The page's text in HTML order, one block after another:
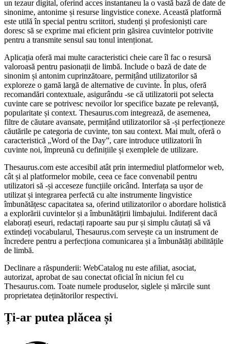
un tezaur digital, oferind acces instantaneu la o vastă bază de date de
sinonime, antonime și resurse lingvistice conexe. Această platformă
este utilă în special pentru scriitori, studenți și profesioniști care
doresc să se exprime mai eficient prin găsirea cuvintelor potrivite
pentru a transmite sensul sau tonul intenționat.
Aplicația oferă mai multe caracteristici cheie care îl fac o resursă
valoroasă pentru pasionații de limbă. Include o bază de date de
sinonim și antonim cuprinzătoare, permițând utilizatorilor să
exploreze o gamă largă de alternative de cuvinte. În plus, oferă
recomandări contextuale, asigurându -se că utilizatorii pot selecta
cuvinte care se potrivesc nevoilor lor specifice bazate pe relevanță,
popularitate și context. Thesaurus.com integrează, de asemenea,
filtre de căutare avansate, permițând utilizatorilor să -și perfecționeze
căutările pe categoria de cuvinte, ton sau context. Mai mult, oferă o
caracteristică „Word of the Day”, care introduce utilizatorii în
cuvinte noi, împreună cu definițiile și exemplele de utilizare.
Thesaurus.com este accesibil atât prin intermediul platformelor web,
cât și al platformelor mobile, ceea ce face convenabil pentru
utilizatori să -și acceseze funcțiile oricând. Interfața sa ușor de
utilizat și integrarea perfectă cu alte instrumente lingvistice
îmbunătățesc capacitatea sa, oferind utilizatorilor o abordare holistică
a explorării cuvintelor și a îmbunătățirii limbajului. Indiferent dacă
elaborați eseuri, redactați rapoarte sau pur și simplu căutați să vă
extindeți vocabularul, Thesaurus.com servește ca un instrument de
încredere pentru a perfecționa comunicarea și a îmbunătăți abilitățile
de limbă.
Declinare a răspunderii: WebCatalog nu este afiliat, asociat,
autorizat, aprobat de sau conectat oficial în niciun fel cu
Thesaurus.com. Toate numele produselor, siglele și mărcile sunt
proprietatea deținătorilor respectivi.
Ți-ar putea plăcea și